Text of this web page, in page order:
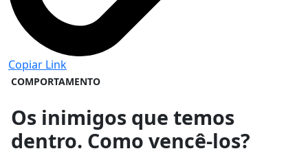
Copiar Link
COMPORTAMENTO
Os inimigos que temos
dentro. Como vencê-los?